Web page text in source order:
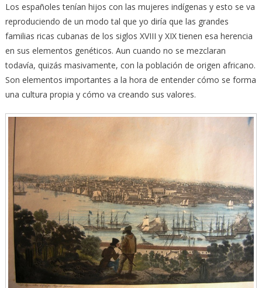
Los españoles tenían hijos con las mujeres indígenas y esto se va
reproduciendo de un modo tal que yo diría que las grandes
familias ricas cubanas de los siglos XVIII y XIX tienen esa herencia
en sus elementos genéticos. Aun cuando no se mezclaran
todavía, quizás masivamente, con la población de origen africano.
Son elementos importantes a la hora de entender cómo se forma
una cultura propia y cómo va creando sus valores.